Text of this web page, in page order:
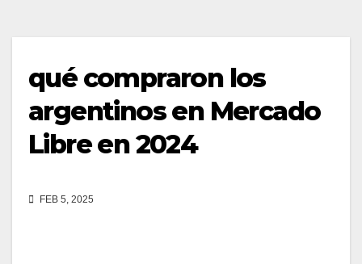
qué compraron los
argentinos en Mercado
Libre en 2024
FEB 5, 2025